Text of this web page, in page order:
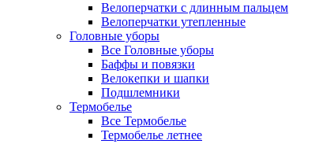
Велоперчатки с длинным пальцем
Велоперчатки утепленные
Головные уборы
Все Головные уборы
Баффы и повязки
Велокепки и шапки
Подшлемники
Термобелье
Все Термобелье
Термобелье летнее